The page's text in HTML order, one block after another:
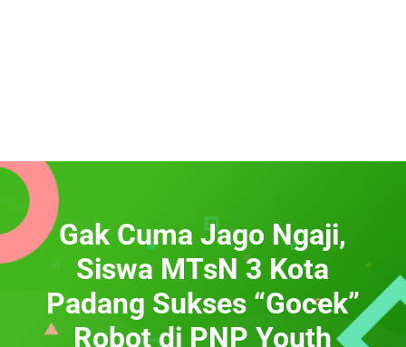
Gak Cuma Jago Ngaji,
Siswa MTsN 3 Kota
Padang Sukses “Gocek”
Robot di PNP Youth